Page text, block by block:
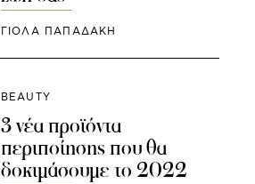
ΓΙΌΛΑ ΠΑΠΑΔΆΚΗ
BEAUTY
3 νέα προϊόντα
περιποίησης που θα
δοκιμάσουμε το 2022